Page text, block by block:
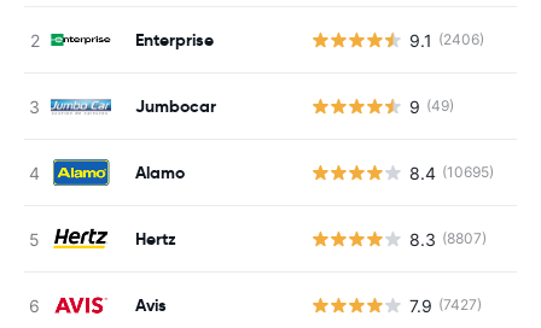
Enterprise 9.1 (2406)
Jumbocar 9 (49)
Alamo 8.4 (10695)
Hertz 8.3 (8807)
Avis 7.9 (7427)